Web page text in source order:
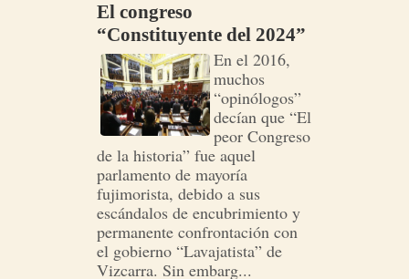
El congreso
“Constituyente del 2024”
En el 2016,
muchos
“opinólogos”
decían que “El
peor Congreso
de la historia” fue aquel
parlamento de mayoría
fujimorista, debido a sus
escándalos de encubrimiento y
permanente confrontación con
el gobierno “Lavajatista” de
Vizcarra. Sin embarg...